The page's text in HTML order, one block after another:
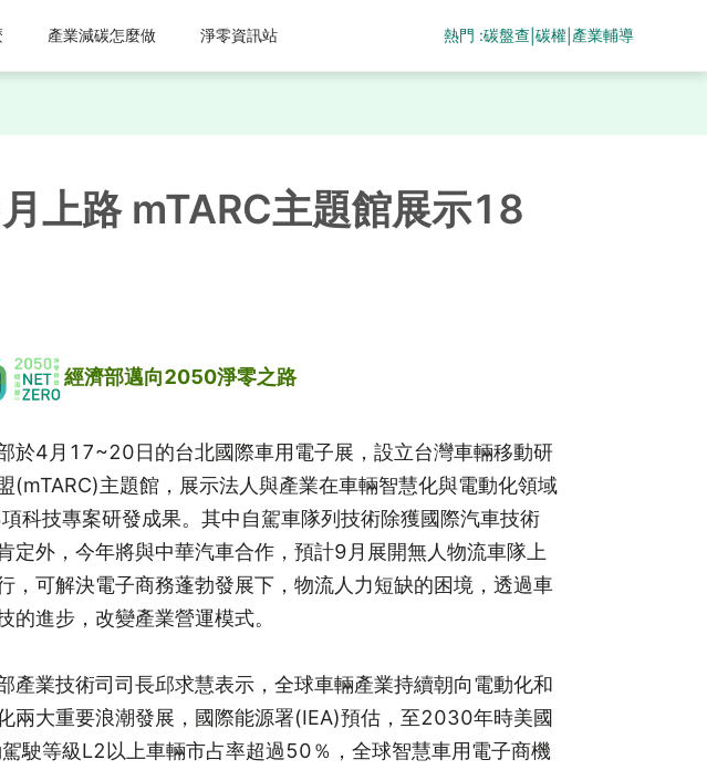
產業減碳怎麼做 淨零資訊站 熱門 :碳盤查 碳權| 產業輔導
上路 mTARC主題館展示18
經濟部邁向2050淨零之路
於4月17~20日的台北國際車用電子展，設立台灣車輛移動研
(mTARC)主題館，展示法人與產業在車輛智慧化與電動化領域
科技專案研發成果。其中自駕車隊列技術除獲國際汽車技術
定外，今年將與中華汽車合作，預計9月展開無人物流車隊上
，可解決電子商務蓬勃發展下，物流人力短缺的困境，透過車
的進步，改變產業營運模式。
產業技術司司長邱求慧表示，全球車輛產業持續朝向電動化和
兩大重要浪潮發展，國際能源署(IEA)預估，至2030年時美國
駛等級L2以上車輛市占率超過50％，全球智慧車用電子商機